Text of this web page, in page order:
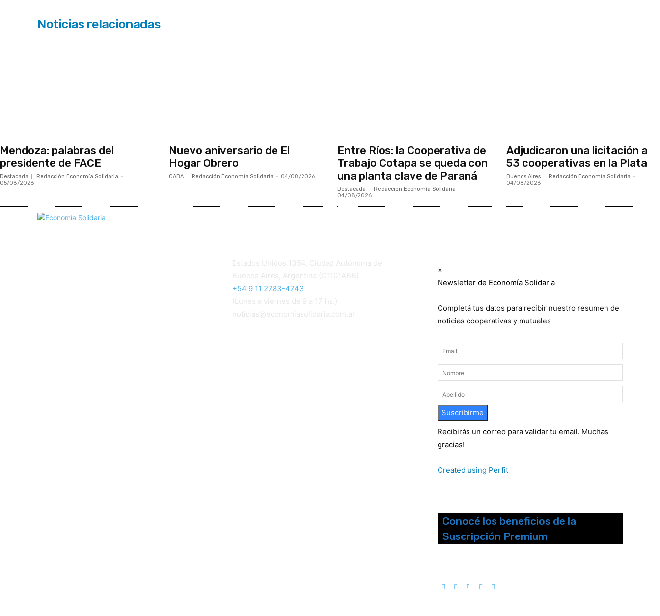
Noticias relacionadas
Mendoza: palabras del
presidente de FACE
Destacada Redacción Economía Solidaria -
05/08/2026
Nuevo aniversario de El
Hogar Obrero
CABA Redacción Economía Solidaria - 04/08/2026
Entre Ríos: la Cooperativa de
Trabajo Cotapa se queda con
una planta clave de Paraná
Destacada Redacción Economía Solidaria -
04/08/2026
Adjudicaron una licitación a
53 cooperativas en la Plata
Buenos Aires Redacción Economía Solidaria -
04/08/2026
Estados Unidos 1354, Ciudad Autónoma de
Buenos Aires, Argentina (C1101ABB)
+54 9 11 2783-4743
(Lunes a viernes de 9 a 17 hs.)
noticias@economiasolidaria.com.ar
×
Newsletter de Economía Solidaria
Completá tus datos para recibir nuestro resumen de
noticias cooperativas y mutuales
Suscribirme
Recibirás un correo para validar tu email. Muchas
gracias!
Created using Perfit
Conocé los beneficios de la
Suscripción Premium